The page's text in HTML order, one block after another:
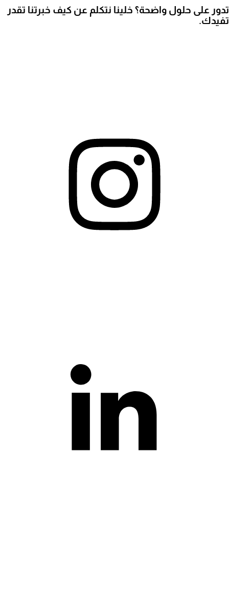
تدور على حلول واضحة؟ خلينا نتكلم عن كيف خبرتنا تقدر
تفيدك.